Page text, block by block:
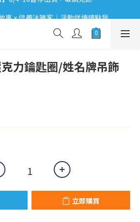
事 x 信義法雅客｜活動詳情請點我
惠相報】登入會員享更多優惠。
力鑰匙圈/姓名牌吊飾
立即購買